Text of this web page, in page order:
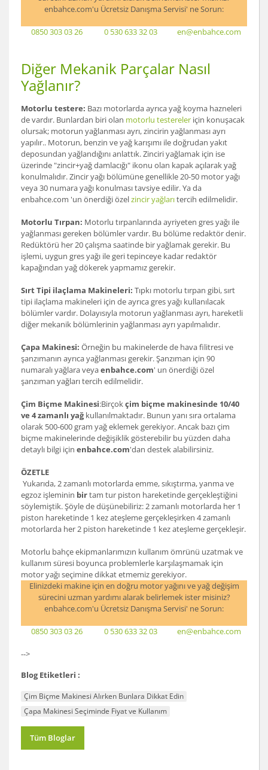
enbahce.com'u Ücretsiz Danışma Servisi' ne Sorun:
0850 303 03 26 0 530 633 32 03 en@enbahce.com
Diğer Mekanik Parçalar Nasıl
Yağlanır?
Motorlu testere: Bazı motorlarda ayrıca yağ koyma hazneleri
de vardır. Bunlardan biri olan motorlu testereler için konuşacak
olursak; motorun yağlanması ayrı, zincirin yağlanması ayrı
yapılır.. Motorun, benzin ve yağ karışımı ile doğrudan yakıt
deposundan yağlandığını anlattık. Zinciri yağlamak için ise
üzerinde "zincir+yağ damlacığı" ikonu olan kapak açılarak yağ
konulmalıdır. Zincir yağı bölümüne genellikle 20-50 motor yağı
veya 30 numara yağı konulması tavsiye edilir. Ya da
enbahce.com 'un önerdiği özelzincir yağlarıtercih edilmelidir.
Motorlu Tırpan: Motorlu tırpanlarında ayriyeten gres yağı ile
yağlanması gereken bölümler vardır. Bu bölüme redaktör denir.
Redüktörü her 20 çalışma saatinde bir yağlamak gerekir. Bu
işlemi, uygun gres yağı ile geri tepinceye kadar redaktör
kapağından yağ dökerek yapmamız gerekir.
Sırt Tipi ilaçlama Makineleri: Tıpkı motorlu tırpan gibi, sırt
tipi ilaçlama makineleri için de ayrıca gres yağı kullanılacak
bölümler vardır. Dolayısıyla motorun yağlanması ayrı, hareketli
diğer mekanik bölümlerinin yağlanması ayrı yapılmalıdır.
Çapa Makinesi: Örneğin bu makinelerde de hava filitresi ve
şanzımanın ayrıca yağlanması gerekir. Şanzıman için 90
numaralı yağlara veyaenbahce.com' un önerdiği özel
şanzıman yağları tercih edilmelidir.
Çim Biçme Makinesi:Birçokçim biçme makinesinde 10/40
ve 4 zamanlı yağkullanılmaktadır. Bunun yanı sıra ortalama
olarak 500-600 gram yağ eklemek gerekiyor. Ancak bazı çim
biçme makinelerinde değişiklik gösterebilir bu yüzden daha
detaylı bilgi için enbahce.com'dan destek alabilirsiniz.
ÖZETLE
Yukarıda, 2 zamanlı motorlarda emme, sıkıştırma, yanma ve
egzoz işleminin birtam tur piston hareketinde gerçekleştiğini
söylemiştik. Şöyle de düşünebiliriz: 2 zamanlı motorlarda her 1
piston hareketinde 1 kez ateşleme gerçekleşirken 4 zamanlı
motorlarda her 2 piston hareketinde 1 kez ateşleme gerçekleşir.
Motorlu bahçe ekipmanlarımızın kullanım ömrünü uzatmak ve
kullanım süresi boyunca problemlerle karşılaşmamak için
motor yağı seçimine dikkat etmemiz gerekiyor.
Elinizdeki makine için en doğru motor yağını ve yağ değişim
sürecini uzman yardımı alarak belirlemek ister misiniz?
enbahce.com'u Ücretsiz Danışma Servisi' ne Sorun:
0850 303 03 26 0 530 633 32 03 en@enbahce.com
-->
Blog Etiketleri :
Çim Biçme Makinesi Alırken Bunlara Dikkat Edin
Çapa Makinesi Seçiminde Fiyat ve Kullanım
Tüm Bloglar